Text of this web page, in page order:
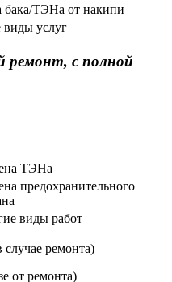
бака/ТЭНа от накипи
виды услуг
ремонт, с полной
ТЭНа
предохранительного
виды работ
случае ремонта)
от ремонта)